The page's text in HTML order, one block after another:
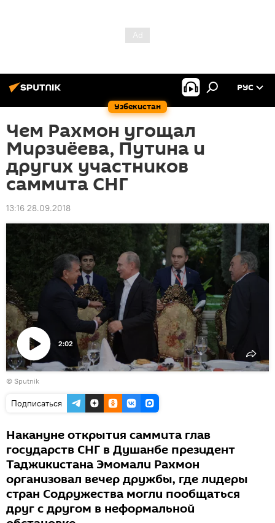
Узбекистан
РУС
Чем Рахмон угощал
Мирзиёева, Путина и
других участников
саммита СНГ
13:16 28.09.2018
Воспроизвести
видео
2:02
© Sputnik
Подписаться
Накануне открытия саммита глав
государств СНГ в Душанбе президент
Таджикистана Эмомали Рахмон
организовал вечер дружбы, где лидеры
стран Содружества могли пообщаться
друг с другом в неформальной